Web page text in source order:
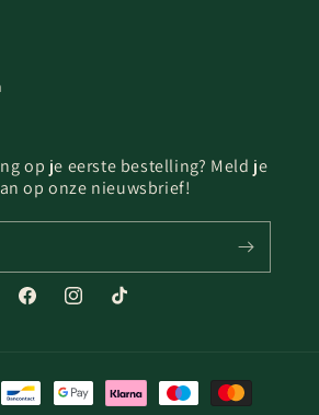
op je eerste bestelling? Meld je
op onze nieuwsbrief!
FacebookInstagramTikTok